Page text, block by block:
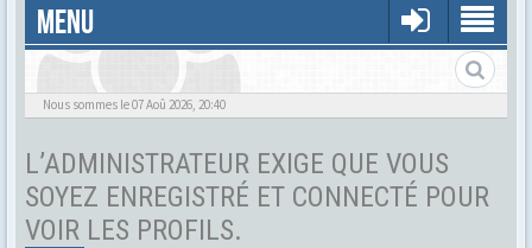
MENU
Tu cherches quelqu'un ?
Nous sommes le 07 Aoû 2026, 20:40
L’ADMINISTRATEUR EXIGE QUE VOUS
SOYEZ ENREGISTRÉ ET CONNECTÉ POUR
VOIR LES PROFILS.